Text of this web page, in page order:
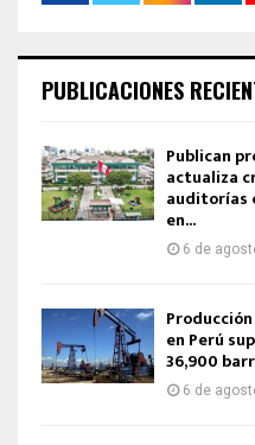
PUBLICACIONES
Publican
actualiza
auditorías
en...
6 de
en Perú
36,900
6 de